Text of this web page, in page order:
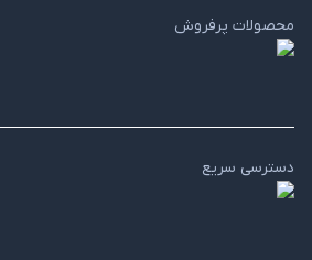
محصولات پرفروش
دسترسی سریع